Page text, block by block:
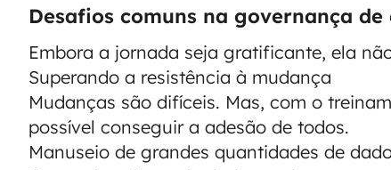
Desafios comuns na governança de
Embora a jornada seja gratificante, ela
Superando a resistência à mudança
Mudanças são difíceis. Mas, com o
possível conseguir a adesão de todos.
Manuseio de grandes quantidades de